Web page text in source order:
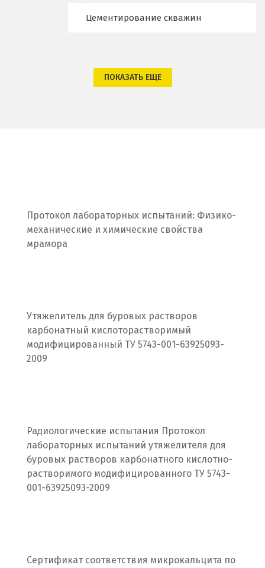
Первоуральск
Пермь
Псков
Пушкино
Раменское
Ревда
Реутов
С
Цементирование скважин
ПОКАЗАТЬ ЕЩЕ
Протокол лабораторных испытаний: Физико-
механические и химические свойства
мрамора
Утяжелитель для буровых растворов
карбонатный кислоторастворимый
модифицированный ТУ 5743-001-63925093-
2009
Радиологические испытания Протокол
лабораторных испытаний утяжелителя для
буровых растворов карбонатного кислотно-
растворимого модифицированного ТУ 5743-
001-63925093-2009
Сертификат соответствия микрокальцита по